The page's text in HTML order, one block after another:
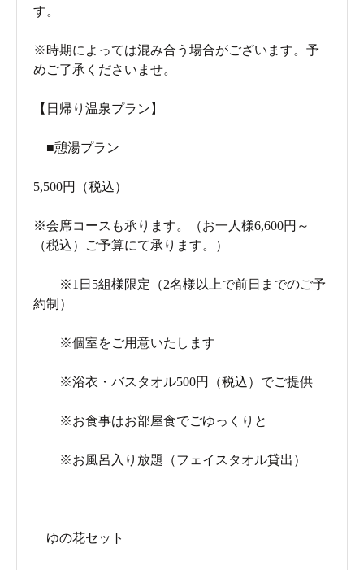
す。
※時期によっては混み合う場合がございます。予
めご了承くださいませ。
【日帰り温泉プラン】
■憩湯プラン
5,500円（税込）
※会席コースも承ります。（お一人様6,600円～
（税込）ご予算にて承ります。）
※1日5組様限定（2名様以上で前日までのご予
約制）
※個室をご用意いたします
※浴衣・バスタオル500円（税込）でご提供
※お食事はお部屋食でごゆっくりと
※お風呂入り放題（フェイスタオル貸出）
ゆの花セット